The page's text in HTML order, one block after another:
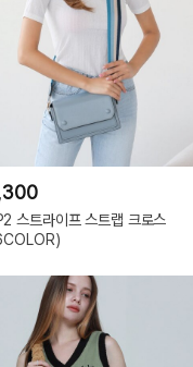
스트라이프 스트랩 크로스